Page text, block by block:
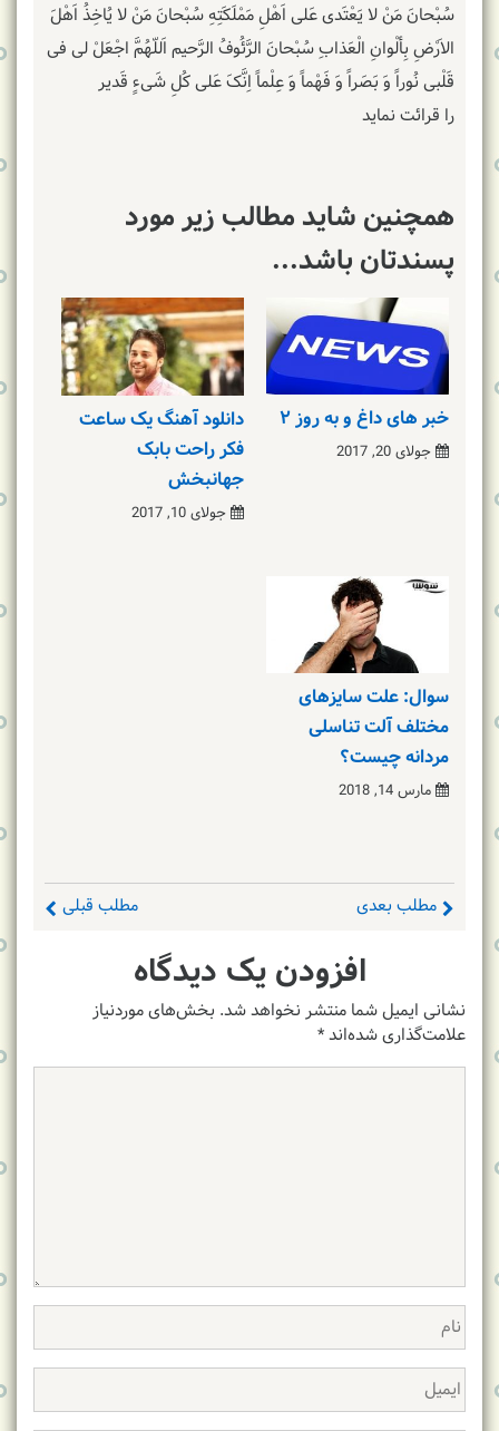
سُبْحانَ مَنْ لا یَعْتَدی عَلی اَهْلِ مَمْلَکَتِهِ سُبْحانَ مَنْ لا یُاخِذُ اَهْلَ
الاَرْضِ بِألْوانِ الْعَذابِ سُبْحانَ الرَّئُوفُ الرَّحیم اَللّهُمَّ اجْعَلْ لی فی
قَلْبی نُوراً وَ بَصَراً وَ فَهْماً وَ عِلْماً اِنَّکَ عَلی کُلِ شَیءٍ قَدیر
را قرائت نماید
همچنین شاید مطالب زیر مورد
پسندتان باشد...
خبر های داغ و به روز ۲
جولای 20, 2017
دانلود آهنگ یک ساعت
فکر راحت بابک
جهانبخش
جولای 10, 2017
سوال: علت سایزهای
مختلف آلت تناسلی
مردانه چیست؟
مارس 14, 2018
مطلب قبلی مطلب بعدی
افزودن یک دیدگاه
نشانی ایمیل شما منتشر نخواهد شد. بخش‌های موردنیاز
علامت‌گذاری شده‌اند*